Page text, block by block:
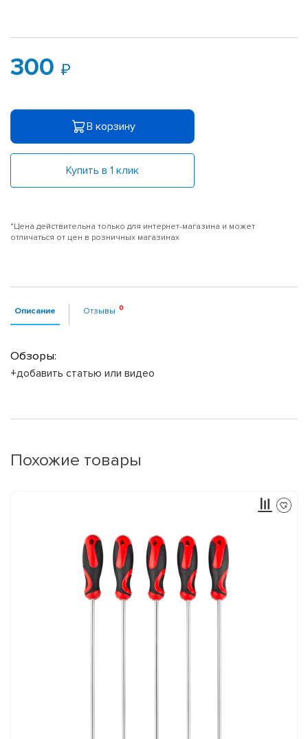
300
В корзину
Купить в 1 клик
*Цена действительна только для интернет-магазина и может
отличаться от цен в розничных магазинах
Описание Отзывы
Обзоры:
+добавить статью или видео
Похожие товары